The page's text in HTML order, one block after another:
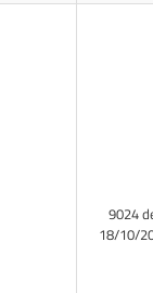
9024
18/10/